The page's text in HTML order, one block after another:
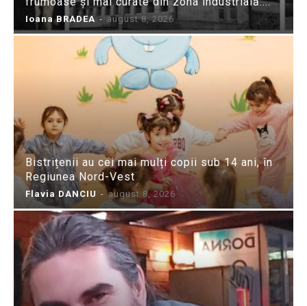
Ioana BRADEA - august 8, 2026
Bistrițenii au cei mai mulți copii sub 14 ani, în
Regiunea Nord-Vest
Flavia DANCIU - august 8, 2026